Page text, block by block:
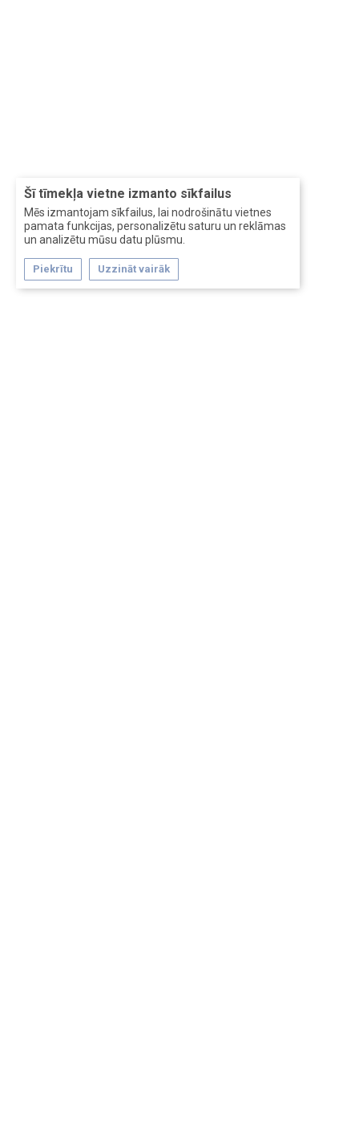
Šī tīmekļa vietne izmanto sīkfailus
Mēs izmantojam sīkfailus, lai nodrošinātu vietnes
pamata funkcijas, personalizētu saturu un reklāmas
un analizētu mūsu datu plūsmu.
Piekrītu Uzzināt vairāk